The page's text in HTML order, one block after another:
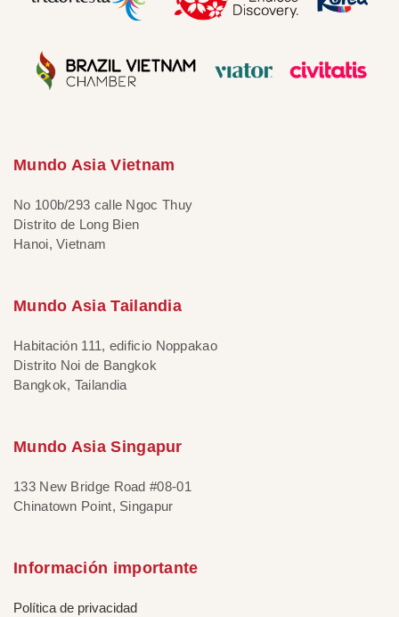
Mundo Asia Vietnam
No 100b/293 calle Ngoc Thuy
Distrito de Long Bien
Hanoi, Vietnam
Mundo Asia Tailandia
Habitación 111, edificio Noppakao
Distrito Noi de Bangkok
Bangkok, Tailandia
Mundo Asia Singapur
133 New Bridge Road #08-01
Chinatown Point, Singapur
Información importante
Política de privacidad